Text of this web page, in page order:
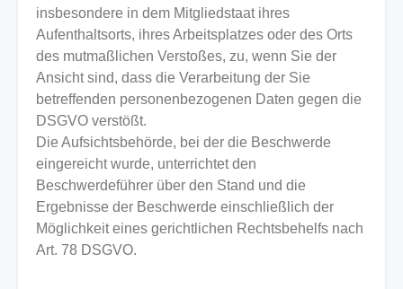
insbesondere in dem Mitgliedstaat ihres
Aufenthaltsorts, ihres Arbeitsplatzes oder des Orts
des mutmaßlichen Verstoßes, zu, wenn Sie der
Ansicht sind, dass die Verarbeitung der Sie
betreffenden personenbezogenen Daten gegen die
DSGVO verstößt.
Die Aufsichtsbehörde, bei der die Beschwerde
eingereicht wurde, unterrichtet den
Beschwerdeführer über den Stand und die
Ergebnisse der Beschwerde einschließlich der
Möglichkeit eines gerichtlichen Rechtsbehelfs nach
Art. 78 DSGVO.